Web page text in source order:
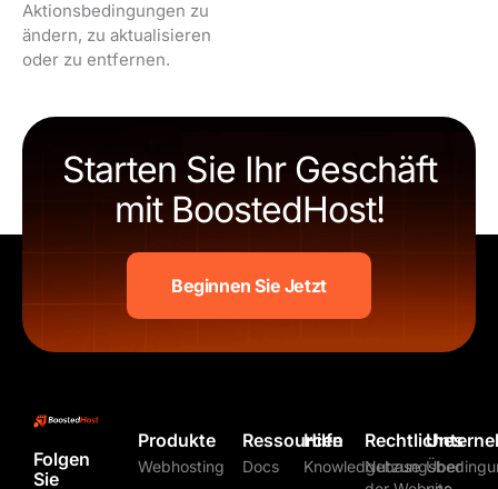
Aktionsbedingungen zu
ändern, zu aktualisieren
oder zu entfernen.
Starten Sie Ihr Geschäft
mit BoostedHost!
Beginnen Sie Jetzt
Folgen
Sie
Produkte
Webhosting
Ressourcen
Docs
Hilfe
Knowledgebase
Rechtliches
Über